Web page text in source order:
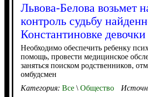
Львова-Белова возьмет
контроль судьбу
Константиновке девочки
Необходимо обеспечить ребенку
помощь, провести медицинское
заняться поиском родственников,
омбудсмен
Категория: Все\Общество